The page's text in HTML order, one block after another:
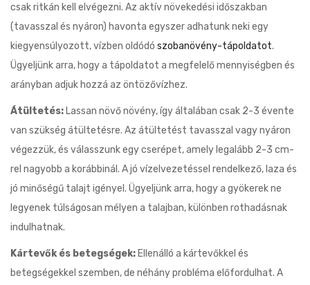
csak ritkán kell elvégezni. Az aktív növekedési időszakban
(tavasszal és nyáron) havonta egyszer adhatunk neki egy
kiegyensúlyozott, vízben oldódó szobanövény-tápoldatot.
Ügyeljünk arra, hogy a tápoldatot a megfelelő mennyiségben és
arányban adjuk hozzá az öntözővízhez.
Átültetés: Lassan növő növény, így általában csak 2-3 évente
van szükség átültetésre. Az átültetést tavasszal vagy nyáron
végezzük, és válasszunk egy cserépet, amely legalább 2-3 cm-
rel nagyobb a korábbinál. A jó vízelvezetéssel rendelkező, laza és
jó minőségű talajt igényel. Ügyeljünk arra, hogy a gyökerek ne
legyenek túlságosan mélyen a talajban, különben rothadásnak
indulhatnak.
Kártevők és betegségek: Ellenálló a kártevőkkel és
betegségekkel szemben, de néhány probléma előfordulhat. A